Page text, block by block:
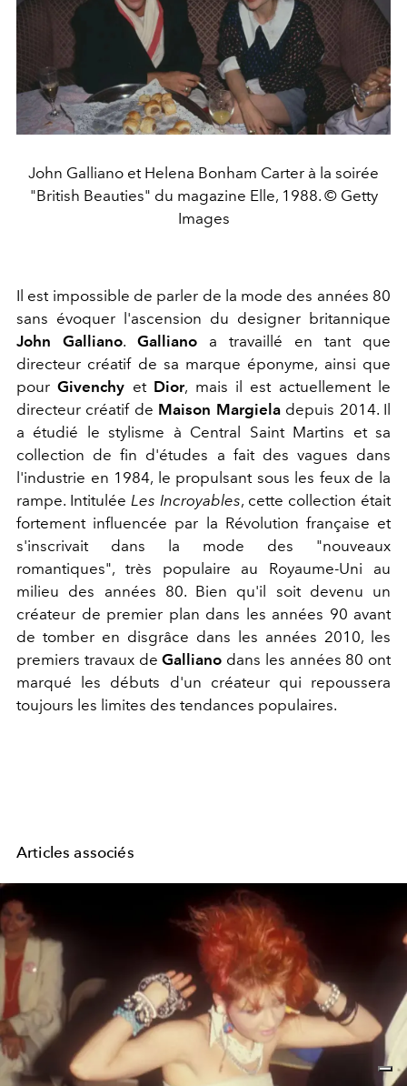
John Galliano et Helena Bonham Carter à la soirée
"British Beauties" du magazine Elle, 1988. © Getty
Images
Il est impossible de parler de la mode des années 80
sans évoquer l'ascension du designer britannique
John Galliano. Galliano a travaillé en tant que
directeur créatif de sa marque éponyme, ainsi que
pourGivenchy et Dior, mais il est actuellement le
directeur créatif de Maison Margieladepuis 2014. Il
a étudié le stylisme à Central Saint Martins et sa
collection de fin d'études a fait des vagues dans
l'industrie en 1984, le propulsant sous les feux de la
rampe. Intitulée Les Incroyables, cette collection était
fortement influencée par la Révolution française et
s'inscrivait dans la mode des "nouveaux
romantiques", très populaire au Royaume-Uni au
milieu des années 80. Bien qu'il soit devenu un
créateur de premier plan dans les années 90 avant
de tomber en disgrâce dans les années 2010, les
premiers travaux deGalliano dans les années 80 ont
marqué les débuts d'un créateur qui repoussera
toujours les limites des tendances populaires.
Articles associés